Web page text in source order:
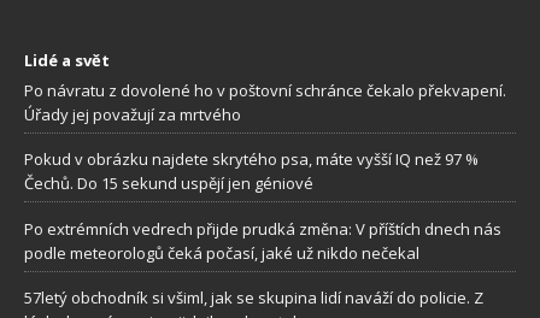
Lidé a svět
Po návratu z dovolené ho v poštovní schránce čekalo překvapení.
Úřady jej považují za mrtvého
Pokud v obrázku najdete skrytého psa, máte vyšší IQ než 97 %
Čechů. Do 15 sekund uspějí jen géniové
Po extrémních vedrech přijde prudká změna: V příštích dnech nás
podle meteorologů čeká počasí, jaké už nikdo nečekal
57letý obchodník si všiml, jak se skupina lidí naváží do policie. Z